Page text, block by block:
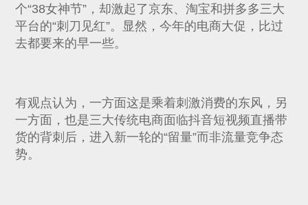
个“38女神节”，却激起了京东、淘宝和拼多多三大
平台的“刺刀见红”。显然，今年的电商大促，比过
去都要来的早一些。
有观点认为，一方面这是乘着刺激消费的东风，另
一方面，也是三大传统电商面临抖音短视频直播带
货的背刺后，进入新一轮的“留量”而非流量竞争态
势。